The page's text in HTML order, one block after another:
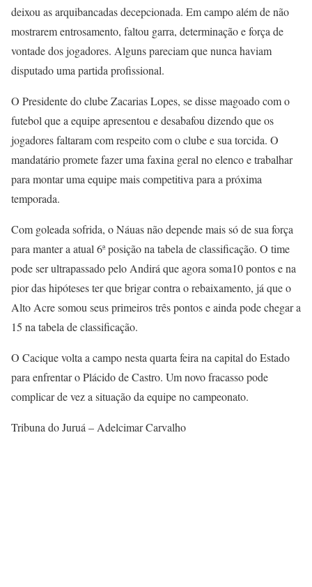
deixou as arquibancadas decepcionada. Em campo além de não
mostrarem entrosamento, faltou garra, determinação e força de
vontade dos jogadores. Alguns pareciam que nunca haviam
disputado uma partida profissional.
O Presidente do clube Zacarias Lopes, se disse magoado com o
futebol que a equipe apresentou e desabafou dizendo que os
jogadores faltaram com respeito com o clube e sua torcida. O
mandatário promete fazer uma faxina geral no elenco e trabalhar
para montar uma equipe mais competitiva para a próxima
temporada.
Com goleada sofrida, o Náuas não depende mais só de sua força
para manter a atual 6ª posição na tabela de classificação. O time
pode ser ultrapassado pelo Andirá que agora soma10 pontos e na
pior das hipóteses ter que brigar contra o rebaixamento, já que o
Alto Acre somou seus primeiros três pontos e ainda pode chegar a
15 na tabela de classificação.
O Cacique volta a campo nesta quarta feira na capital do Estado
para enfrentar o Plácido de Castro. Um novo fracasso pode
complicar de vez a situação da equipe no campeonato.
Tribuna do Juruá – Adelcimar Carvalho